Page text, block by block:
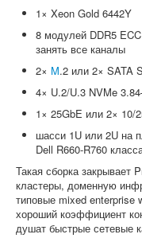
1× Xeon Gold 6442Y
8 модулей DDR5
занять все каналы
2× M.2 или 2× SATA
4× U.2/U.3 NVMe
1× 25GbE или 2× 10/
шасси 1U или 2U на
Dell R660-R760
Такая сборка закрывает
кластеры, доменную
типовые mixed enterprise
хороший коэффициент
душат быстрые сетевые